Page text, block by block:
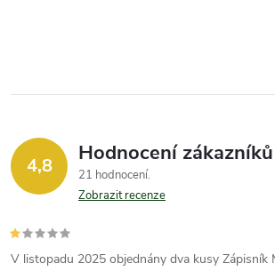
4,8 Hodnocení zákazníků
21 hodnocení
Zobrazit recenze
V listopadu 2025 objednány dva kusy Zápisník